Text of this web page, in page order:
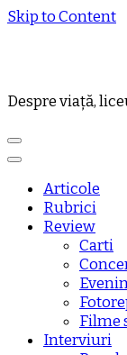
Skip to Content
Despre viață,
Articole
Rubrici
Review
Carti
Filme
Interviuri